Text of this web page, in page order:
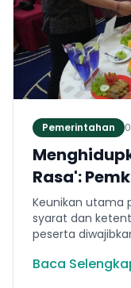
Pemerintahan
Rasa':
Lomba
Keunikan utama
syarat dan
peserta
Mustika
Baca